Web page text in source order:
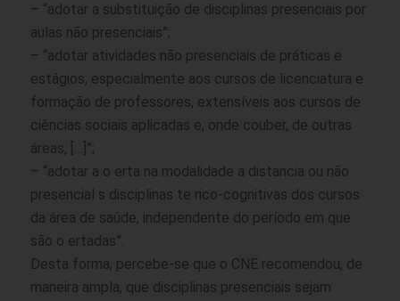
– “adotar a substituição de disciplinas presenciais por
aulas não presenciais”;
– “adotar atividades não presenciais de práticas e
estágios, especialmente aos cursos de licenciatura e
formação de professores, extensíveis aos cursos de
ciências sociais aplicadas e, onde couber, de outras
áreas, […]”;
– “adotar a o erta na modalidade a distancia ou não
presencial s disciplinas te rico-cognitivas dos cursos
da área de saúde, independente do período em que
são o ertadas”.
Desta forma, percebe-se que o CNE recomendou, de
maneira ampla, que disciplinas presenciais sejam